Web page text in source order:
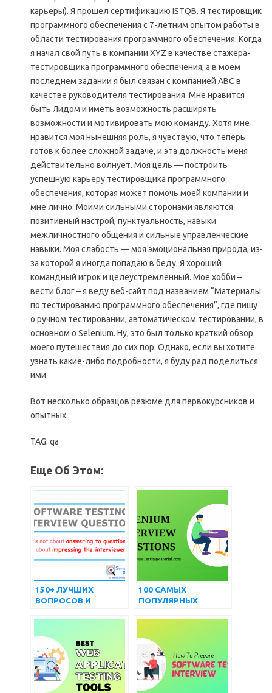
карьеры). Я прошел сертификацию ISTQB. Я тестировщик
программного обеспечения с 7-летним опытом работы в
области тестирования программного обеспечения. Когда
я начал свой путь в компании XYZ в качестве стажера-
тестировщика программного обеспечения, а в моем
последнем задании я был связан с компанией ABC в
качестве руководителя тестирования. Мне нравится
быть Лидом и иметь возможность расширять
возможности и мотивировать мою команду. Хотя мне
нравится моя нынешняя роль, я чувствую, что теперь
готов к более сложной задаче, и эта должность меня
действительно волнует. Моя цель — построить
успешную карьеру тестировщика программного
обеспечения, которая может помочь моей компании и
мне лично. Моими сильными сторонами являются
позитивный настрой, пунктуальность, навыки
межличностного общения и сильные управленческие
навыки. Моя слабость — моя эмоциональная природа, из-
за которой я иногда попадаю в беду. Я хороший
командный игрок и целеустремленный. Мое хобби –
вести блог – я веду веб-сайт под названием “Материалы
по тестированию программного обеспечения”, где пишу
о ручном тестировании, автоматическом тестировании, в
основном о Selenium. Ну, это был только краткий обзор
моего путешествия до сих пор. Однако, если вы хотите
узнать какие-либо подробности, я буду рад поделиться
ими.
Вот несколько образцов резюме для первокурсников и
опытных.
TAG: qa
Еще Об Этом:
150+ ЛУЧШИХ
ВОПРОСОВ И
ИНТЕРВЬЮ О
ПРОГРАММНОГО
ОБЕСПЕЧЕНИЯ
100 САМЫХ
ПОПУЛЯРНЫХ
ВОПРОСОВ И
ИНТЕРВЬЮ ПО
SELENIUM